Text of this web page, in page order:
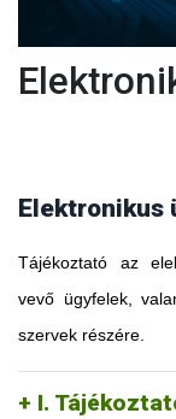
Elektronikus
Tájékoztató az
vevő ügyfelek,
szervek részére.
I.